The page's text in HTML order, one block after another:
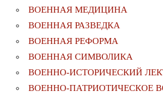
ВОЕННАЯ МЕДИЦИНА
ВОЕННАЯ РАЗВЕДКА
ВОЕННАЯ РЕФОРМА
ВОЕННАЯ СИМВОЛИКА
ВОЕННО-ИСТОРИЧЕСКИЙ
ВОЕННО-ПАТРИОТИЧЕСКОЕ